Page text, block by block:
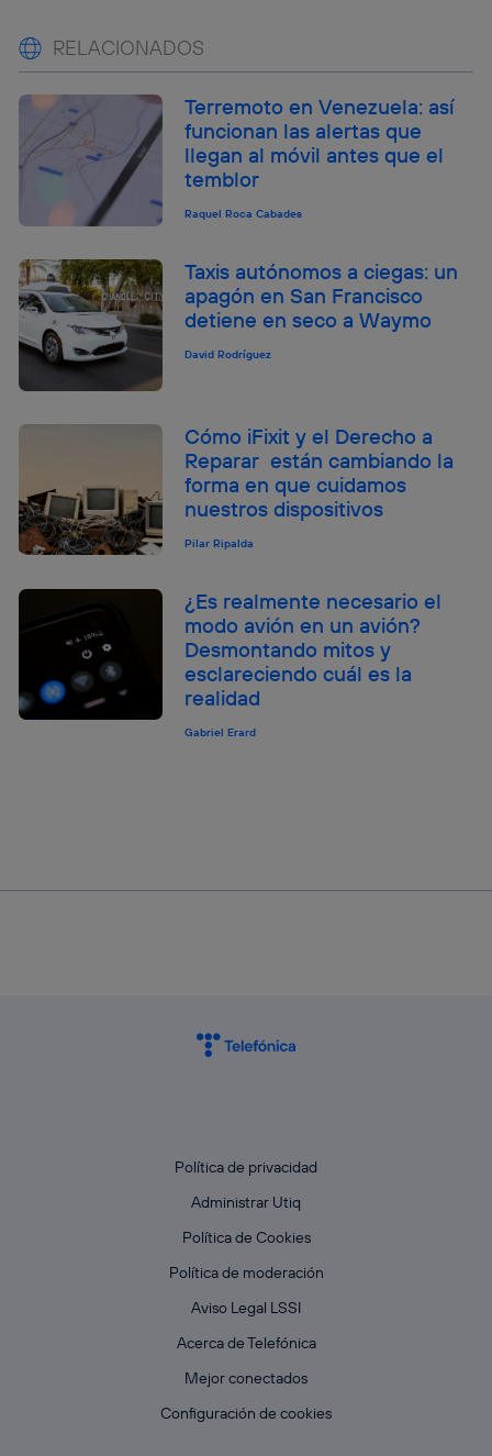
RELACIONADOS
Terremoto en Venezuela: así
funcionan las alertas que
llegan al móvil antes que el
temblor
Raquel Roca Cabades
Taxis autónomos a ciegas: un
apagón en San Francisco
detiene en seco a Waymo
David Rodríguez
Cómo iFixit y el Derecho a
Reparar están cambiando la
forma en que cuidamos
nuestros dispositivos
Pilar Ripalda
¿Es realmente necesario el
modo avión en un avión?
Desmontando mitos y
esclareciendo cuál es la
realidad
Gabriel Erard
Política de privacidad
Administrar Utiq
Política de Cookies
Política de moderación
Aviso Legal LSSI
Acerca de Telefónica
Mejor conectados
Configuración de cookies